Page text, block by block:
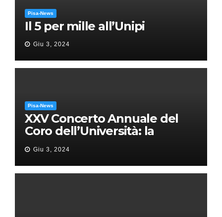
Pisa-News
Il 5 per mille all’Unipi
Giu 3, 2024
Pisa-News
XXV Concerto Annuale del
Coro dell’Università: la
“Messa in gloria” di Giacomo
Puccini
Giu 3, 2024